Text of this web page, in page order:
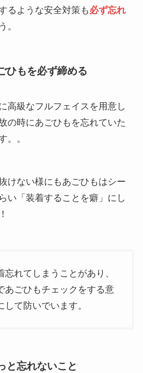
るような安全対策も 必ず忘れ
。
ひもを必ず締める
高級なフルフェイスを用意し
の時にあごひもを忘れていた
。。
けない様にもあごひもはシー
い「装着することを癖」にし
忘れてしまうことがあり、
あごひもチェックをする意
て防いでいます。
と忘れないこと